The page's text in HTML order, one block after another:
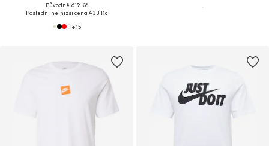
Původně: 619 Kč
Poslední nejnižší cena:433 Kč
+15